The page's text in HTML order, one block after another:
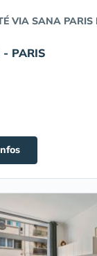
VIA SANA PARIS
PARIS